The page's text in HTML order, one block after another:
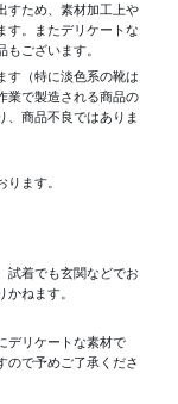
出すため、素材加工上
す。またデリケートな
ございます。
す（特に淡色系の靴は
業で製造される商品の
、商品不良ではありま
ります。
試着でも玄関などでお
ねます。
デリケートな素材で
ので予めご了承くださ